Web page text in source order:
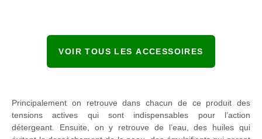
VOIR TOUS LES ACCESSOIRES
Principalement on retrouve dans chacun de ce produit des
tensions actives qui sont indispensables pour l’action
détergeant. Ensuite, on y retrouve de l’eau, des huiles qui